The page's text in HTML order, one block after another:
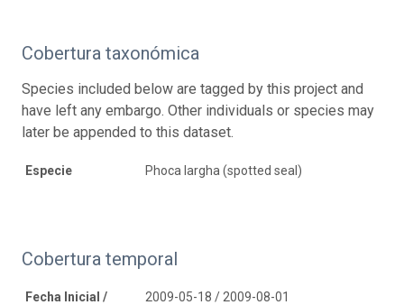
Cobertura taxonómica
Species included below are tagged by this project and
have left any embargo. Other individuals or species may
later be appended to this dataset.
Especie Phoca largha (spotted seal)
Cobertura temporal
Fecha Inicial / 2009-05-18 / 2009-08-01